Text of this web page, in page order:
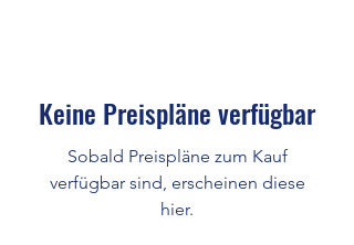
Keine Preispläne verfügbar
Sobald Preispläne zum Kauf
verfügbar sind, erscheinen diese
hier.